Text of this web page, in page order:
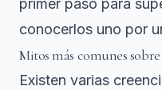
primer paso para
conocerlos uno por
Mitos más comunes
Existen varias